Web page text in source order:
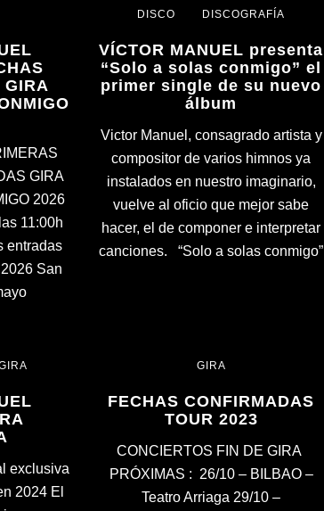
GIRA
GIRA
2026
11:00h
entradas
San
DISCO DISCOGRAFÍA
VÍCTOR MANUEL presenta
“Solo a solas conmigo” el
primer single de su nuevo
álbum
Victor Manuel, consagrado artista y
compositor de varios himnos ya
instalados en nuestro imaginario,
vuelve al oficio que mejor sabe
hacer, el de componer e interpretar
canciones. “Solo a solas conmigo”
exclusiva
2024 El
GIRA
FECHAS CONFIRMADAS
TOUR 2023
CONCIERTOS FIN DE GIRA
PRÓXIMAS : 26/10 – BILBAO –
Teatro Arriaga 29/10 –